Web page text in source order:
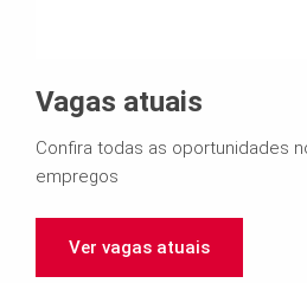
Vagas atuais
Confira todas as oportunidades
empregos
Ver vagas atuais